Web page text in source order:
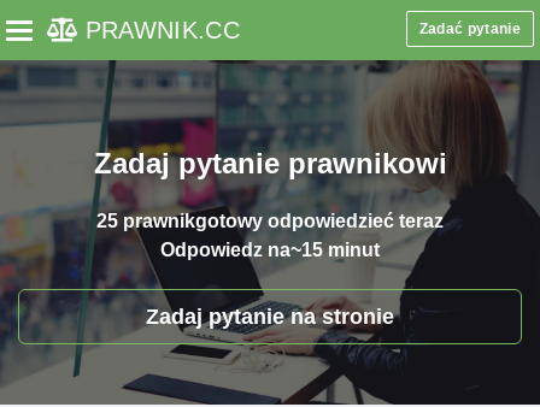
Toggle navigation
PRAWNIK.CC Zadać pytanie
Zadaj pytanie prawnikowi
25 prawnikgotowy odpowiedzieć teraz
Odpowiedz na~15 minut
Zadaj pytanie na stronie